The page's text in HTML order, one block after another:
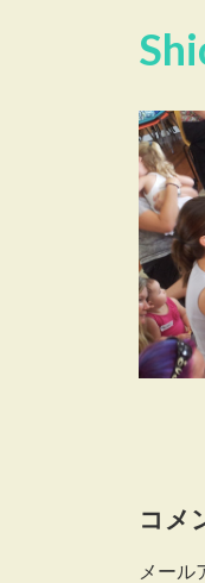
コメ
メール